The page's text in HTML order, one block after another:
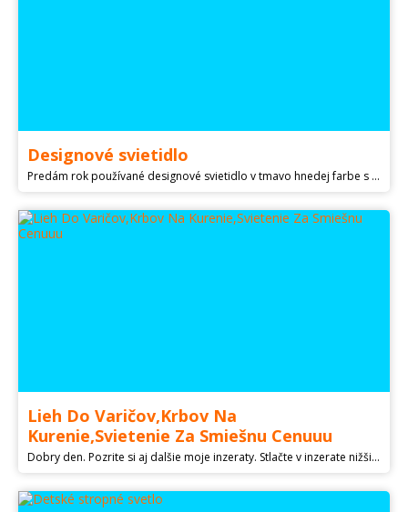
Designové svietidlo
Predám rok používané designové svietidlo v tmavo hnedej farbe s priemerom 40 cm. Svietidlo je bez poškodení. Pôvodná cena bola 320€. Osobný odber MT, ZA.
Lieh Do Varičov,Krbov Na
Kurenie,Svietenie Za Smiešnu Cenuuu
Dobry den. Pozrite si aj dalšie moje inzeraty. Stlačte v inzerate nižšie na meno Gastrotovar a zobrazia sa Vam všetky moje gastro inzeraty. Predam osobne alebo možem poslať aj poštou. Popis : Predam lieh vhodny do liehovych varičov alebo krbov . Lieh je vhodny aj na dalšie využitie ako napriklad : -Odmasťovanie -Čistenie -Kurenie -Svietenie -Dezinfekcia -Rozkurenie Pahreby -Pridavok Do Nemrznucich Zmesi atd.atd. .......... Momentalne ceny liehu sa v obchodoch pohybuju od 4,90 Eur za 1 Liter. Teraz predam len za smiešnu cenu 1,60 Eur za 1 Liter. Cena : 35 litrov liehu plus bandaska plus kurier = len 65 EUR až k Vam domov. Platite len za 33 litrov. Navyše okrem velmi nizkej ceny liehu ako Bonu.s dostanete 2 litre liehu a bandasku v cene. Ak nahodou nebudem dvihat mobil pravdepodobne nebudem ho mat pri sebe a ozvem sa na Vaše zmeškane hovory alebo zmeškane SMS hned ako to bude možne. V pripade zaujmu o kupu liehu pište,volajte .......... Dakujem ....